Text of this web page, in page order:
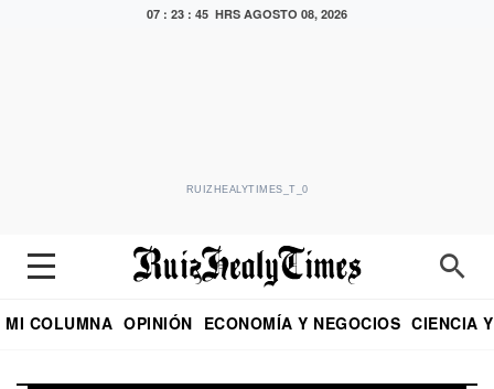
07 : 23 : 45 HRS AGOSTO 08, 2026
RUIZHEALYTIMES_T_0
MI COLUMNA OPINIÓN ECONOMÍA Y NEGOCIOS CIENCIA